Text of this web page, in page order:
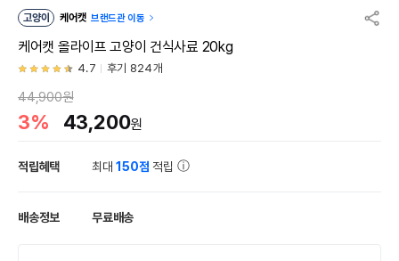
고양이 케어캣 브랜드관 이동
케어캣 올라이프 고양이 건식사료 20kg
4.7 후기 824개
44,900원
3% 43,200원
적립혜택 최대150점 적립
배송정보 무료배송